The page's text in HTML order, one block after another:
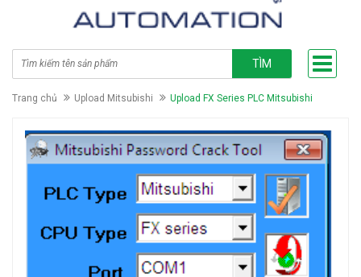
TÌM
Trang chủ Upload Mitsubishi Upload FX Series PLC Mitsubishi